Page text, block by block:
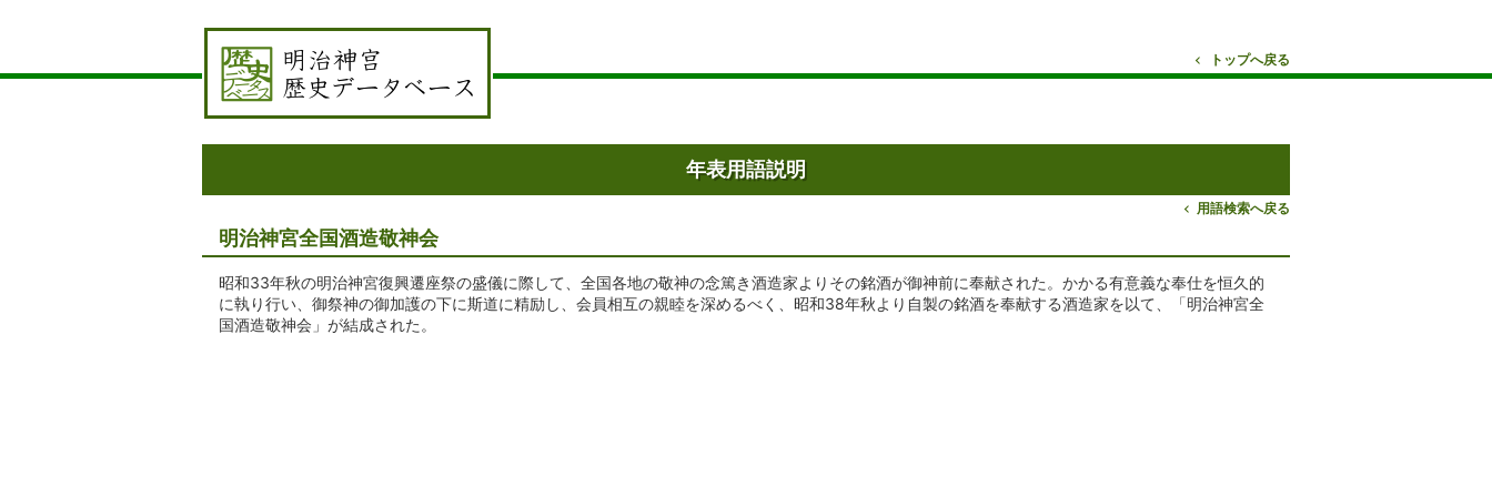
トップへ戻る
年表用語説明
用語検索へ戻る
明治神宮全国酒造敬神会
昭和33年秋の明治神宮復興遷座祭の盛儀に際して、全国各地の敬神の念篤き酒造家よりその銘酒が御神前に奉献された。かかる有意義な奉仕を恒久的
に執り行い、御祭神の御加護の下に斯道に精励し、会員相互の親睦を深めるべく、昭和38年秋より自製の銘酒を奉献する酒造家を以て、「明治神宮全
国酒造敬神会」が結成された。